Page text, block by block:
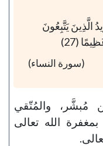
الَّذِينَ يَتَّبِعُونَ
(27)
(سورة النساء)
مُبشَّر، والمُتّقي
الله تعالى